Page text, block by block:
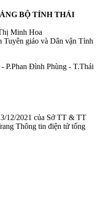
BỘ TỈNH THÁI
Minh Hoa
giáo và Dân vận Tỉnh
P.Phan Đình Phùng - T.Thái
12/2021 của Sở TT & TT
Thông tin điện tử tổng